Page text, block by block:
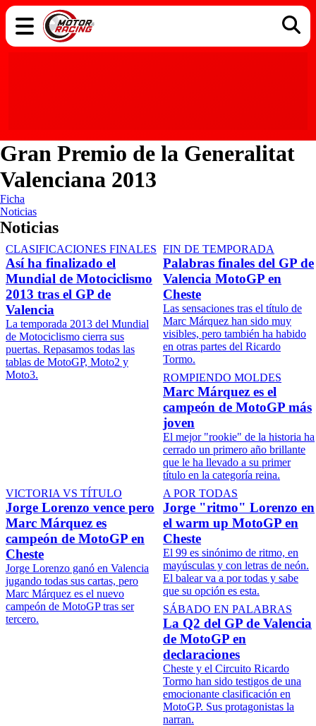
Gran Premio de la Generalitat
Valenciana 2013
Ficha
Noticias
Noticias
CLASIFICACIONES FINALES
Así ha finalizado el
Mundial de Motociclismo
2013 tras el GP de
Valencia
La temporada 2013 del Mundial
de Motociclismo cierra sus
puertas. Repasamos todas las
tablas de MotoGP, Moto2 y
Moto3.
FIN DE TEMPORADA
Palabras finales del GP de
Valencia MotoGP en
Cheste
Las sensaciones tras el título de
Marc Márquez han sido muy
visibles, pero también ha habido
en otras partes del Ricardo
Tormo.
ROMPIENDO MOLDES
Marc Márquez es el
campeón de MotoGP más
joven
El mejor "rookie" de la historia ha
cerrado un primero año brillante
que le ha llevado a su primer
título en la categoría reina.
VICTORIA VS TÍTULO
Jorge Lorenzo vence pero
Marc Márquez es
campeón de MotoGP en
Cheste
Jorge Lorenzo ganó en Valencia
jugando todas sus cartas, pero
Marc Márquez es el nuevo
campeón de MotoGP tras ser
tercero.
A POR TODAS
Jorge "ritmo" Lorenzo en
el warm up MotoGP en
Cheste
El 99 es sinónimo de ritmo, en
mayúsculas y con letras de neón.
El balear va a por todas y sabe
que su opción es esta.
SÁBADO EN PALABRAS
La Q2 del GP de Valencia
de MotoGP en
declaraciones
Cheste y el Circuito Ricardo
Tormo han sido testigos de una
emocionante clasificación en
MotoGP. Sus protagonistas la
narran.